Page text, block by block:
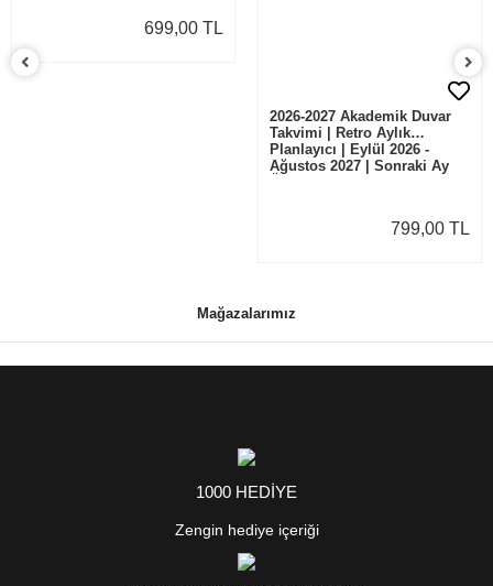
699,00 TL
Mağazalarımız
1000 HEDİYE
Zengin hediye içeriği